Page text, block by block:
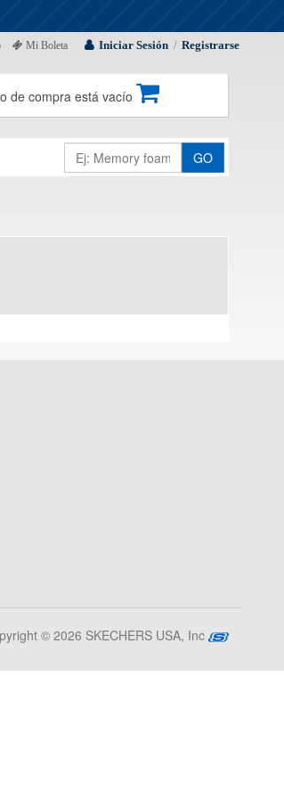
Iniciar Sesión / Registrarse
Mi Boleta
de compra está vacío
GO
© 2026 SKECHERS USA, Inc